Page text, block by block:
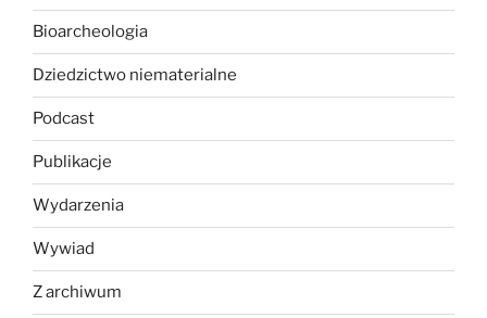
Bioarcheologia
Dziedzictwo niematerialne
Podcast
Publikacje
Wydarzenia
Wywiad
Z archiwum